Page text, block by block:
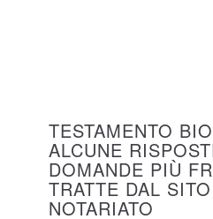
TESTAMENTO
ALCUNE
DOMANDE PIÙ
TRATTE DAL
NOTARIATO